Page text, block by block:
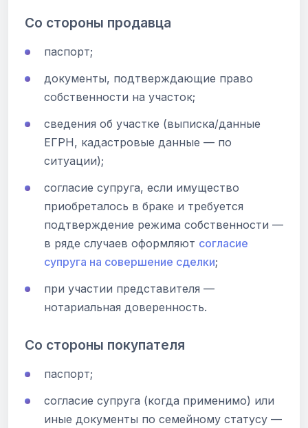
Со стороны продавца
паспорт;
документы, подтверждающие право
собственности на участок;
сведения об участке (выписка/данные
ЕГРН, кадастровые данные — по
ситуации);
согласие супруга, если имущество
приобреталось в браке и требуется
подтверждение режима собственности —
в ряде случаев оформляют согласие
супруга на совершение сделки;
при участии представителя —
нотариальная доверенность.
Со стороны покупателя
паспорт;
согласие супруга (когда применимо) или
иные документы по семейному статусу —